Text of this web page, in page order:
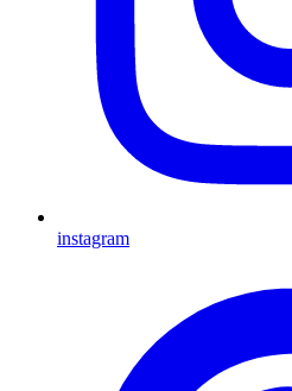
instagram